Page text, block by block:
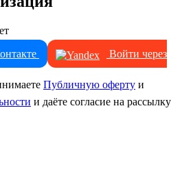
Войти через
Публичную оферту и
и даёте согласие на рассылку